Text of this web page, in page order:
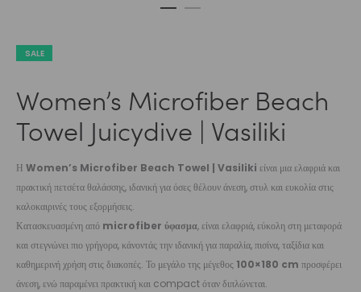
SALE
Women’s Microfiber Beach
Towel Juicydive | Vasiliki
Η Women’s Microfiber Beach Towel | Vasiliki είναι μια ελαφριά και
πρακτική πετσέτα θαλάσσης, ιδανική για όσες θέλουν άνεση, στυλ και ευκολία στις
καλοκαιρινές τους εξορμήσεις.
Κατασκευασμένη από microfiber ύφασμα, είναι ελαφριά, εύκολη στη μεταφορά
και στεγνώνει πιο γρήγορα, κάνοντάς την ιδανική για παραλία, πισίνα, ταξίδια και
καθημερινή χρήση στις διακοπές. Το μεγάλο της μέγεθος 100×180 cm προσφέρει
άνεση, ενώ παραμένει πρακτική και compact όταν διπλώνεται.